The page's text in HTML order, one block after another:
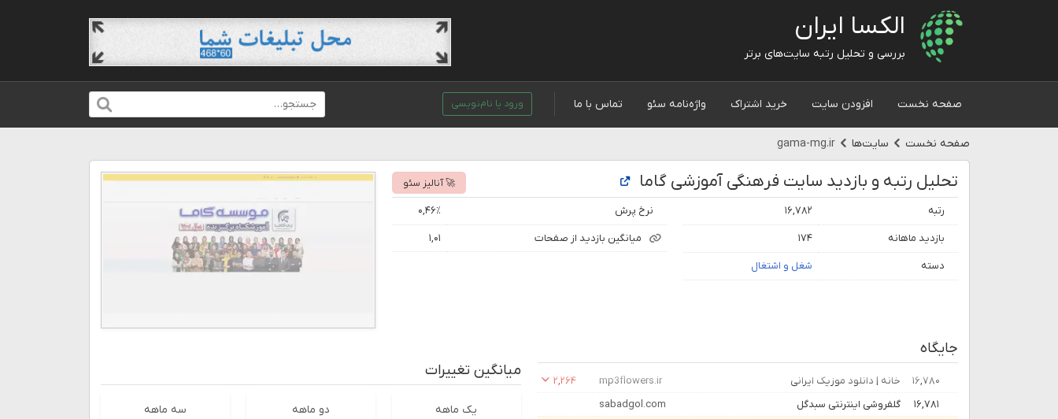
الکسا ایران
بررسی و تحلیل رتبه سایت‌های برتر
صفحه نخست افزودن سایت خرید اشتراک واژه‌نامه سئو تماس با ما ورود یا نام‌نویسی
صفحه نخست سایت‌ها gama-mg.ir
تحلیل رتبه و بازدید سایت فرهنگی آموزشی گاما 🚀 آنالیز سئو
رتبه ۱۶,۷۸۲
بازدید ماهانه ۱۷۴
دسته شغل و اشتغال
نرخ پرش ۰,۴۶٪
میانگین بازدید از صفحات ۱,۰۱
جایگاه
۱۶,۷۸۰ خانه | دانلود موزیک ایرانی mp3flowers.ir
۲,۲۶۴
۱۶,۷۸۱
گلفروشی اینترنتی سبدگل
sabadgol.com
میانگین تغییرات
یک ماهه دو ماهه سه ماهه